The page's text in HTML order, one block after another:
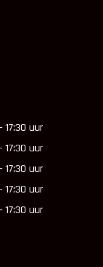
17:30 uur
17:30 uur
17:30 uur
17:30 uur
17:30 uur